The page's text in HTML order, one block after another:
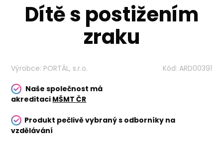
Dítě s postižením
zraku
Výrobce: PORTÁL, s.r.o. Kód: ARD00391
Naše společnost má
akreditaci MŠMT ČR
Produkt pečlivě vybraný s odborníky na
vzdělávání